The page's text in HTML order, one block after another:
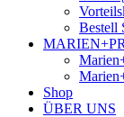
Bestell
Shop
ÜBER UNS